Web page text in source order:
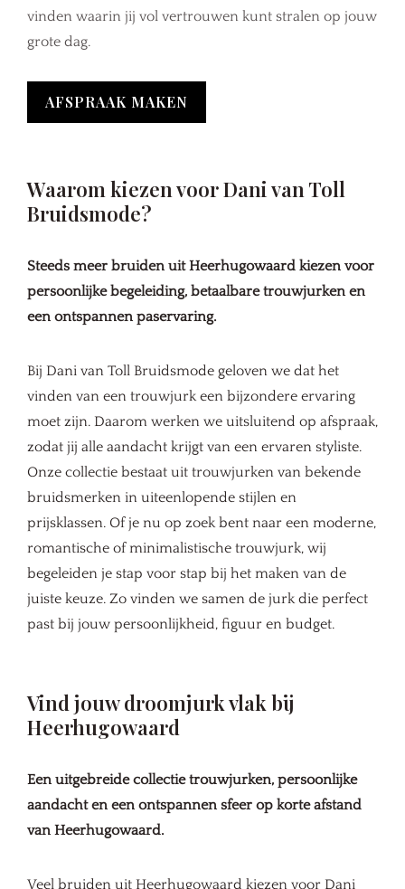
vinden waarin jij vol vertrouwen kunt stralen op jouw
grote dag.
AFSPRAAK MAKEN
Waarom kiezen voor Dani van Toll
Bruidsmode?
Steeds meer bruiden uit Heerhugowaard kiezen voor
persoonlijke begeleiding, betaalbare trouwjurken en
een ontspannen paservaring.
Bij Dani van Toll Bruidsmode geloven we dat het
vinden van een trouwjurk een bijzondere ervaring
moet zijn. Daarom werken we uitsluitend op afspraak,
zodat jij alle aandacht krijgt van een ervaren styliste.
Onze collectie bestaat uit trouwjurken van bekende
bruidsmerken in uiteenlopende stijlen en
prijsklassen. Of je nu op zoek bent naar een moderne,
romantische of minimalistische trouwjurk, wij
begeleiden je stap voor stap bij het maken van de
juiste keuze. Zo vinden we samen de jurk die perfect
past bij jouw persoonlijkheid, figuur en budget.
Vind jouw droomjurk vlak bij
Heerhugowaard
Een uitgebreide collectie trouwjurken, persoonlijke
aandacht en een ontspannen sfeer op korte afstand
van Heerhugowaard.
Veel bruiden uit Heerhugowaard kiezen voor Dani